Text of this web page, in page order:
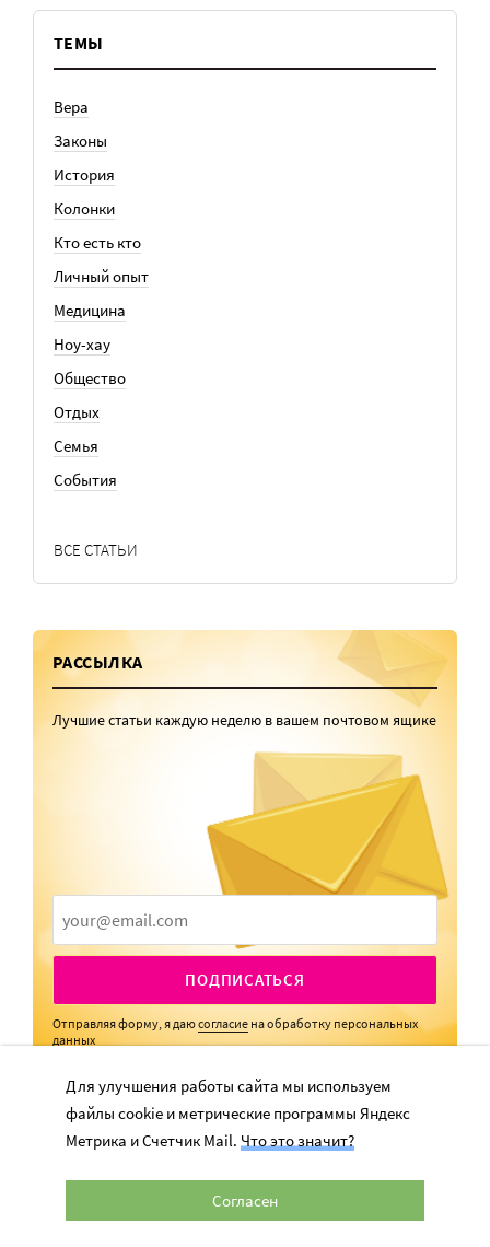
ТЕМЫ
Вера
Законы
История
Колонки
Кто есть кто
Личный опыт
Медицина
Ноу-хау
Общество
Отдых
Семья
События
ВСЕ СТАТЬИ
РАССЫЛКА
Лучшие статьи каждую неделю в вашем почтовом ящике
ПОДПИСАТЬСЯ
Отправляя форму, я даюсогласие на обработку персональных
данных
Для улучшения работы сайта мы используем
файлы cookie и метрические программы Яндекс
Метрика и Счетчик Mail. Что это значит?
Согласен